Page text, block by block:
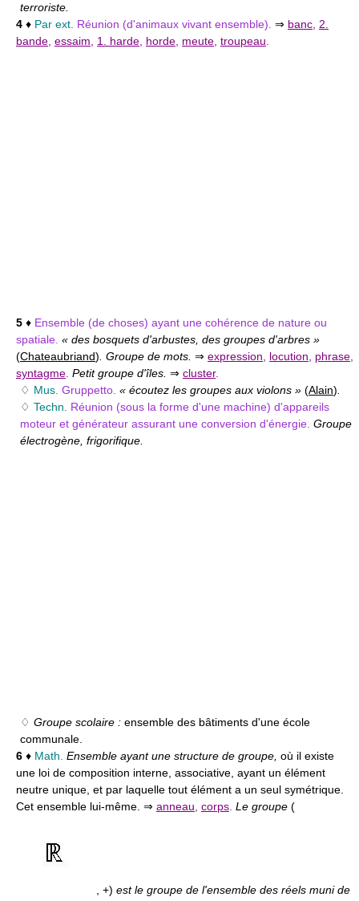
terroriste.
4 ♦ Par ext. Réunion (d'animaux vivant ensemble). ⇒ banc 2.
bande essaim 1. harde horde meute troupeau
5 ♦ Ensemble (de choses) ayant une cohérence de nature ou
spatiale. « des bosquets d'arbustes, des groupes d'arbres »
(Chateaubriand) . Groupe de mots. ⇒ expression locution phrase
syntagme Petit groupe d'îles. ⇒ cluster.
♢ Mus. Gruppetto. « écoutez les groupes aux violons » (Alain)
♢ Techn.
Réunion (sous la forme d'une machine) d'appareils
moteur et générateur assurant une conversion d'énergie. Groupe
électrogène, frigorifique.
♢ Groupe scolaire : ensemble des bâtiments d'une école
communale.
6 ♦ Math. Ensemble ayant une structure de groupe, où il existe
une loi de composition interne, associative, ayant un élément
neutre unique, et par laquelle tout élément a un seul symétrique.
Cet ensemble lui-même. ⇒ anneau corps Le groupe (
, +) est le groupe de l'ensemble des réels muni de